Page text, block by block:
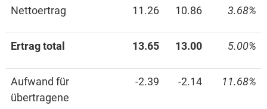
Nettoertrag 11.26 10.86 3.68%
Ertrag total 13.65 13.00 5.00%
Aufwand für
übertragene
-2.39 -2.14 11.68%